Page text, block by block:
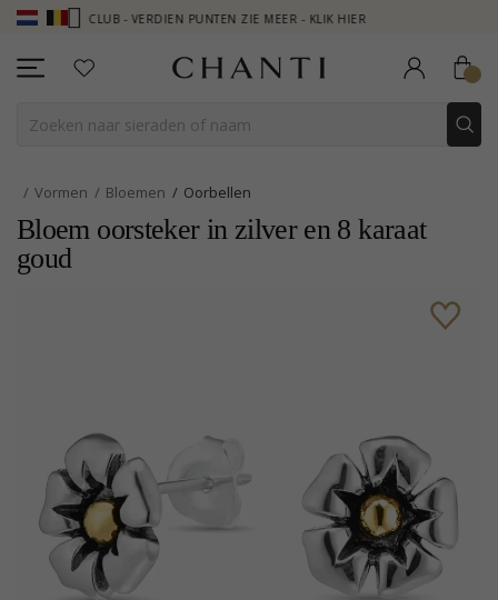
CLUB - VERDIEN PUNTEN ZIE MEER - KLIK HIER
Vormen Bloemen Oorbellen
Bloem oorsteker in zilver en 8 karaat
goud